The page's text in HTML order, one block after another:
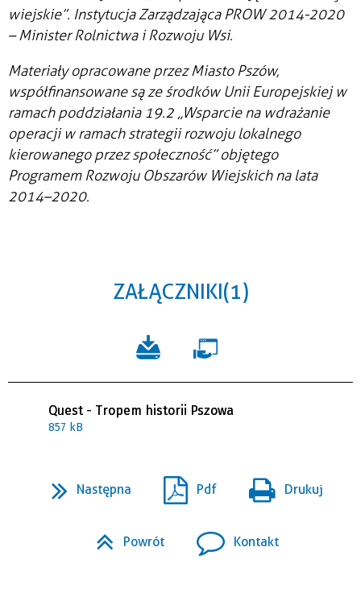
wiejskie”. Instytucja Zarządzająca PROW 2014-2020
– Minister Rolnictwa i Rozwoju Wsi.
Materiały opracowane przez Miasto Pszów,
współfinansowane są ze środków Unii Europejskiej w
ramach poddziałania 19.2 „Wsparcie na wdrażanie
operacji w ramach strategii rozwoju lokalnego
kierowanego przez społeczność” objętego
Programem Rozwoju Obszarów Wiejskich na lata
2014–2020.
ZAŁĄCZNIKI (1)
Quest - Tropem historii Pszowa
857 kB
Następna Pdf Drukuj
Powrót Kontakt